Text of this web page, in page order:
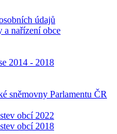
údajů
a nařízení obce
2014 - 2018
sněmovny Parlamentu ČR
obcí 2022
obcí 2018